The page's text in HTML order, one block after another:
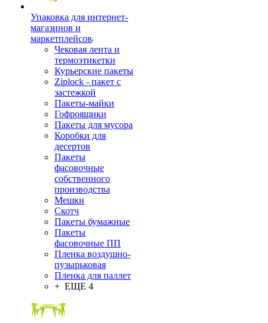
Упаковка для интернет-
магазинов и
маркетплейсов
Чековая лента и
термоэтикетки
Курьерские пакеты
Ziplock - пакет с
застежкой
Пакеты-майки
Гофроящики
Пакеты для мусора
Коробки для
десертов
Пакеты
фасовочные
собственного
производства
Мешки
Скотч
Пакеты бумажные
Пакеты
фасовочные ПП
Пленка воздушно-
пузырьковая
Пленка для паллет
+ ЕЩЕ 4